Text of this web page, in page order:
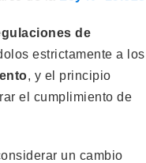
de
estrictamente a los
, y el principio
el cumplimiento de
un cambio